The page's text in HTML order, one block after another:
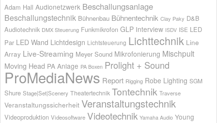
Adam Hall Audionetzwerk Beschallungsanlage
Beschallungstechnik Bühnenbau Bühnentechnik Clay Paky D&B
Audiotechnik DMX Steuerung Funkmikrofon GLP Interview ISDV ISE LED
Par LED Wand Lichtdesign Lichtsteuerung Lichttechnik Line
Array Live-Streaming Meyer Sound Mikrofonierung Mischpult
Moving Head PA Anlage PA Boxen Prolight + Sound
ProMediaNews Report Rigging Robe Lighting SGM
Shure Stage|Set|Scenery Theatertechnik Tontechnik Traverse
Veranstaltungssicherheit Veranstaltungstechnik
Videoproduktion Videosoftware Videotechnik Yamaha Audio Young